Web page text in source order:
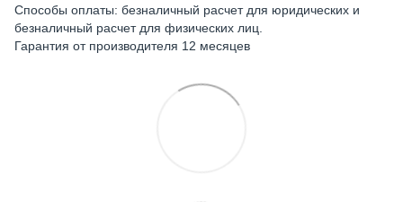
Способы оплаты: безналичный расчет для юридических и
безналичный расчет для физических лиц.
Гарантия от производителя 12 месяцев